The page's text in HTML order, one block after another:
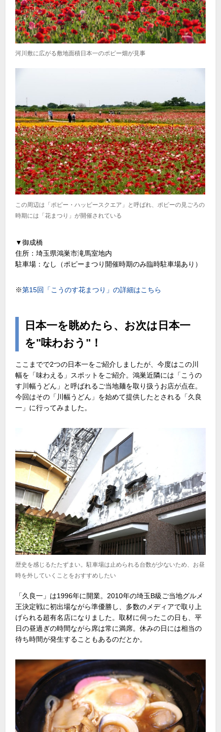
河川敷に広がる敷地面積日本一のポピー畑が見事
この周辺は「ポピー・ハッピースクエア」と呼ばれ、ポピーの見ごろの
時期には「花まつり」が開催されている
▼御成橋
住所：埼玉県鴻巣市滝馬室地内
駐車場：なし（ポピーまつり開催時期のみ臨時駐車場あり）
※第15回「こうのす花まつり」の詳細はこちら
日本一を眺めたら、お次は日本一
を"味わおう"！
ここまでで2つの日本一をご紹介しましたが、今度はこの川
幅を「味わえる」スポットをご紹介。鴻巣近隣には「こうの
す川幅うどん」と呼ばれるご当地麺を取り扱うお店が点在。
今回はその「川幅うどん」を始めて提供したとされる「久良
一」に行ってみました。
歴史を感じるたたずまい。駐車場は止められる台数が少ないため、お昼
時を外していくことをおすすめしたい
「久良一」は1996年に開業。2010年の埼玉B級ご当地グルメ
王決定戦に初出場ながら準優勝し、多数のメディアで取り上
げられる超有名店になりました。取材に伺ったこの日も、平
日の昼過ぎの時間ながら席は常に満席。休みの日には相当の
待ち時間が発生することもあるのだとか。